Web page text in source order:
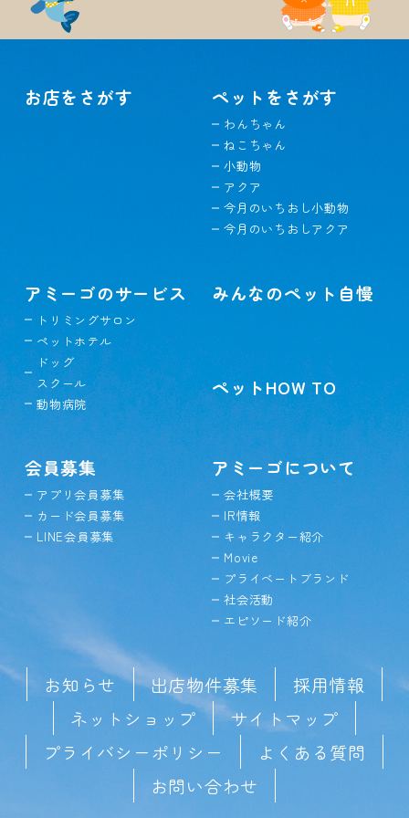
お店をさがす ペットをさがす
わんちゃん
ねこちゃん
小動物
アクア
今月のいちおし小動物
今月のいちおしアクア
アミーゴのサービス
トリミングサロン
ペットホテル
ドッグ
スクール
動物病院
みんなのペット自慢
ペットHOW TO
会員募集
アプリ会員募集
カード会員募集
LINE会員募集
アミーゴについて
会社概要
IR情報
キャラクター紹介
Movie
プライベートブランド
社会活動
エピソード紹介
お知らせ 出店物件募集
採用情報
ネットショップ
サイトマップ
プライバシーポリシー
よくある質問
お問い合わせ